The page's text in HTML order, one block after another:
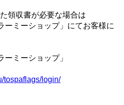
領収書が必要な場合は
ーミーショップ」にてお客様に
ーミーショップ」
tospaflags/login/